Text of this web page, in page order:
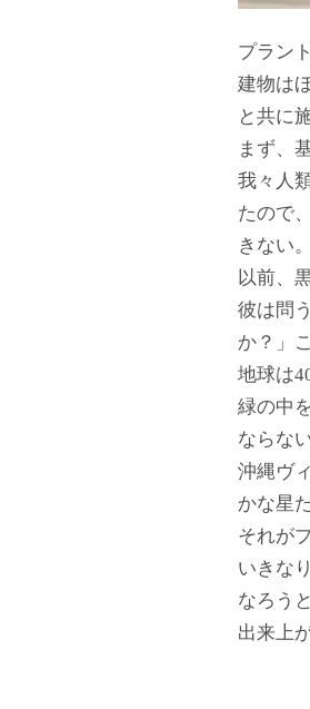
プラン
建物は
と共に
まず、
我々人
たので
きない
以前、
彼は問
か？」
地球は
緑の中
ならない
沖縄ヴ
かな星
それが
いきな
なろう
出来上